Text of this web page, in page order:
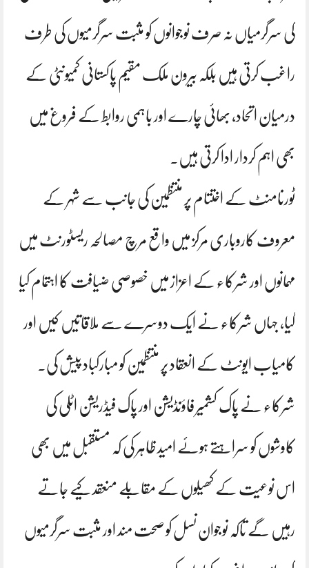
کی سرگرمیاں نہ صرف نوجوانوں کو مثبت سرگرمیوں کی طرف
راغب کرتی ہیں بلکہ بیرون ملک مقیم پاکستانی کمیونٹی کے
درمیان اتحاد، بھائی چارے اور باہمی روابط کے فروغ میں
بھی اہم کردار ادا کرتی ہیں۔
ٹورنامنٹ کے اختتام پر منتظمین کی جانب سے شہر کے
معروف کاروباری مرکز میں واقع مرچ مصالحہ ریسٹورنٹ میں
مہمانوں اور شرکاء کے اعزاز میں خصوصی ضیافت کا اہتمام کیا
گیا، جہاں شرکاء نے ایک دوسرے سے ملاقاتیں کیں اور
کامیاب ایونٹ کے انعقاد پر منتظمین کو مبارکباد پیش کی۔
شرکاء نے پاک کشمیر فاؤنڈیشن اور پاک فیڈریشن اٹلی کی
کاوشوں کو سراہتے ہوئے امید ظاہر کی کہ مستقبل میں بھی
اس نوعیت کے کھیلوں کے مقابلے منعقد کیے جاتے
رہیں گے تاکہ نوجوان نسل کو صحت مند اور مثبت سرگرمیوں